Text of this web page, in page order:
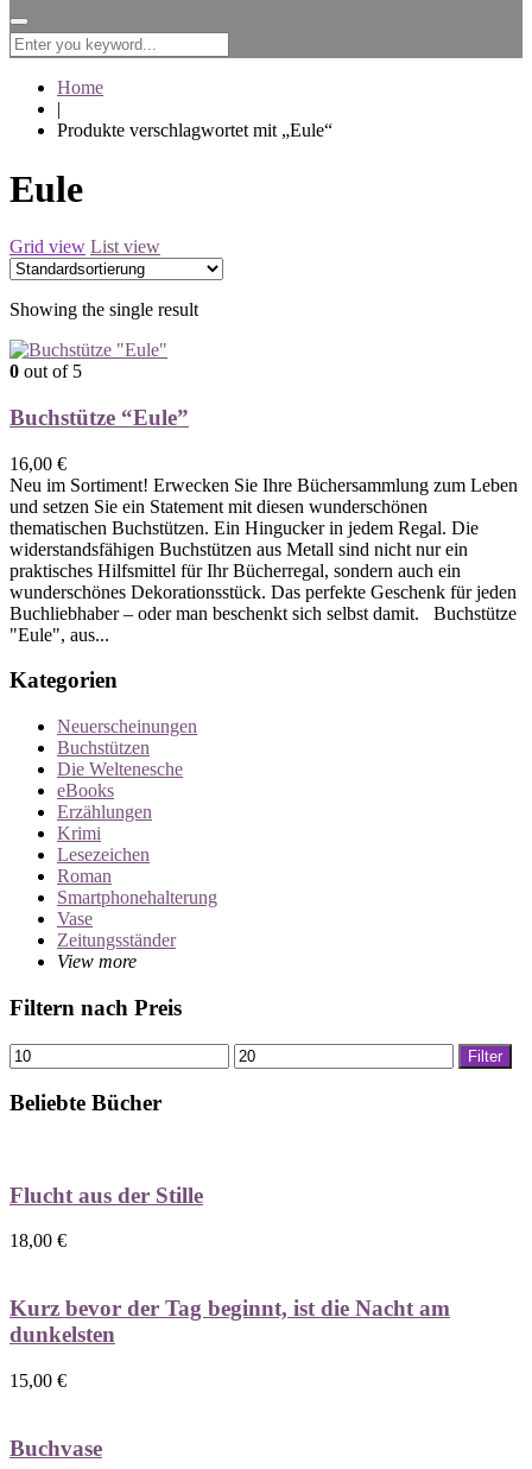
for:
Home
|
Produkte verschlagwortet mit „Eule“
Eule
Grid view List view
Showing the single result
0 out of 5
Buchstütze “Eule”
16,00 €
Neu im Sortiment! Erwecken Sie Ihre Büchersammlung zum Leben
und setzen Sie ein Statement mit diesen wunderschönen
thematischen Buchstützen. Ein Hingucker in jedem Regal. Die
widerstandsfähigen Buchstützen aus Metall sind nicht nur ein
praktisches Hilfsmittel für Ihr Bücherregal, sondern auch ein
wunderschönes Dekorationsstück. Das perfekte Geschenk für jeden
Buchliebhaber – oder man beschenkt sich selbst damit. Buchstütze
"Eule", aus...
Kategorien
Neuerscheinungen
Buchstützen
Die Weltenesche
eBooks
Erzählungen
Krimi
Lesezeichen
Roman
Smartphonehalterung
Vase
Zeitungsständer
View more
Filtern nach Preis
Min.
Preis
Max.
Preis
Filter
Beliebte Bücher
Flucht aus der Stille
18,00 €
Kurz bevor der Tag beginnt, ist die Nacht am
dunkelsten
15,00 €
Buchvase